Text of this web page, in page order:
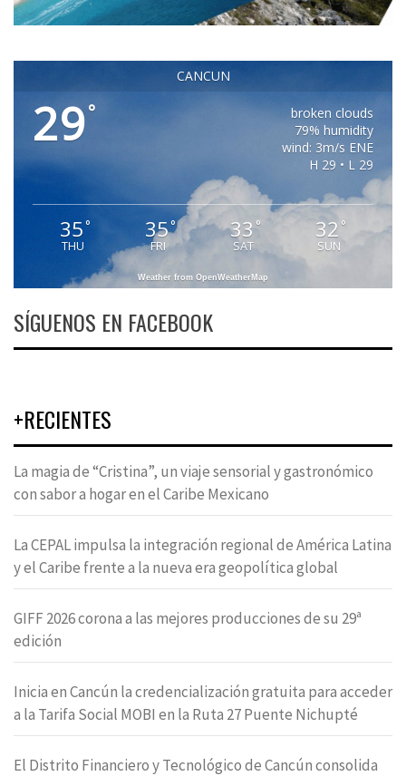
CANCUN
29°
broken clouds
79% humidity
wind: 3m/s ENE
H 29 • L 29
35°
THU
35°
FRI
33 °
SAT
32 °
SUN
Weather from OpenWeatherMap
SÍGUENOS EN FACEBOOK
+RECIENTES
La magia de “Cristina”, un viaje sensorial y gastronómico
con sabor a hogar en el Caribe Mexicano
La CEPAL impulsa la integración regional de América Latina
y el Caribe frente a la nueva era geopolítica global
GIFF 2026 corona a las mejores producciones de su 29ª
edición
Inicia en Cancún la credencialización gratuita para acceder
a la Tarifa Social MOBI en la Ruta 27 Puente Nichupté
El Distrito Financiero y Tecnológico de Cancún consolida